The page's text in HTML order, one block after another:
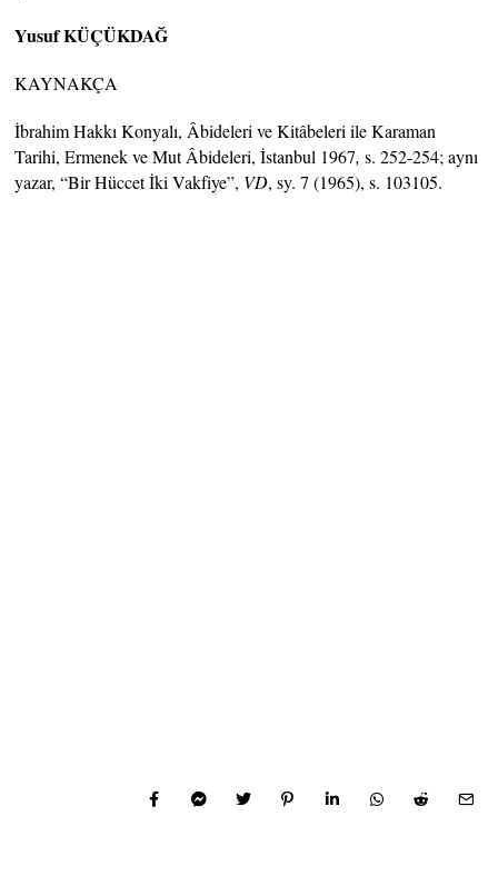
Yusuf KÜÇÜKDAĞ
KAYNAKÇA
İbrahim Hakkı Konyalı, Âbideleri ve Kitâbeleri ile Karaman
Tarihi, Ermenek ve Mut Âbideleri, İstanbul 1967,s. 252-254; aynı
yazar, “Bir Hüccet İki Vakfiye”, VD, sy. 7 (1965), s. 103105.